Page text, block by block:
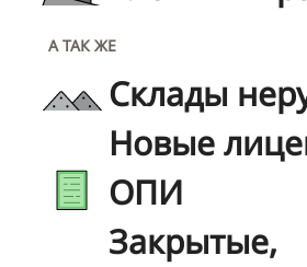
А ТАК ЖЕ
Склады
Новые
ОПИ
Закрытые,